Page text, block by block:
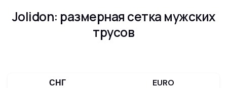
Jolidon: размерная сетка мужских
трусов
СНГ EURO